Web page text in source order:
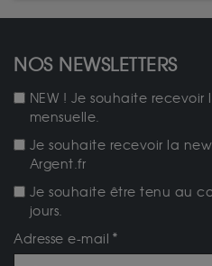
NOS NEWSLETTERS
NEW ! Je souhaite
mensuelle.
Je souhaite recevoir la
Argent.fr
Je souhaite être tenu au
jours.
Adresse e-mail